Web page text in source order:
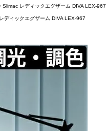
Slimac レディックエグザーム DIVA LEX-967
ディックエグザーム DIVA LEX-967